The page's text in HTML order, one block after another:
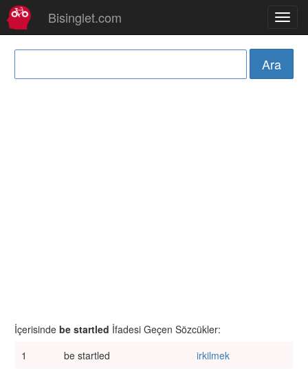
Bisinglet.com
İçerisinde be startled İfadesi Geçen Sözcükler:
1
be startled irkilmek